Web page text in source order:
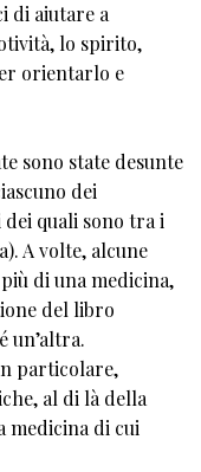
di aiutare a
lo spirito,
orientarlo e
sono state desunte
dei
quali sono tra i
A volte, alcune
di una medicina,
del libro
un’altra.
particolare,
al di là della
medicina di cui